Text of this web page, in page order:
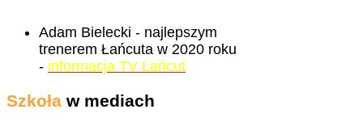
Adam Bielecki - najlepszym
trenerem Łańcuta w 2020 roku
- informacja TV Łańcut
Szkoła w mediach